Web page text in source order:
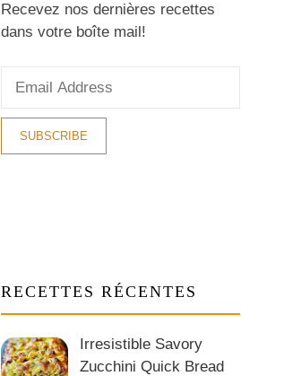
Recevez nos dernières recettes
dans votre boîte mail!
RECETTES RÉCENTES
Irresistible Savory
Zucchini Quick Bread